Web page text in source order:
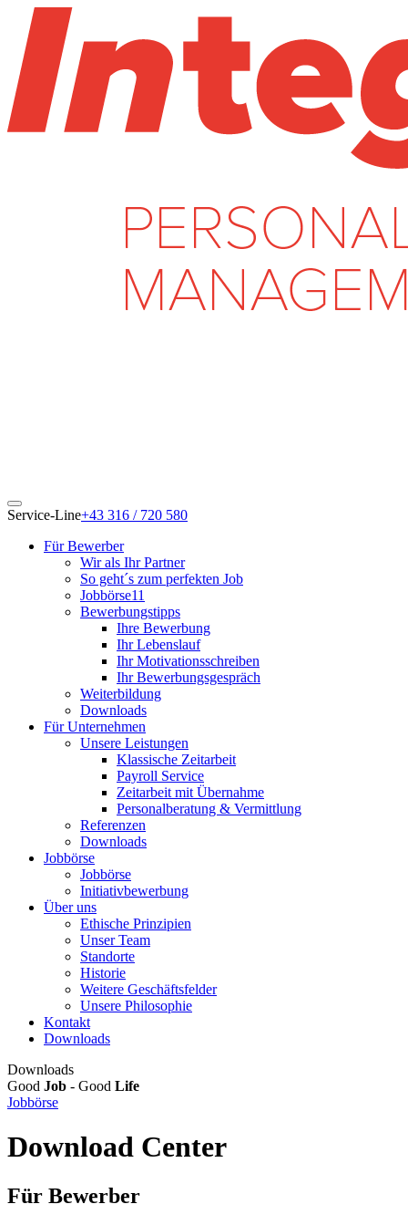
Service-Line+43 316 / 720 580
Für Bewerber
Wir als Ihr Partner
So geht´s zum perfekten Job
Jobbörse11
Bewerbungstipps
Ihre Bewerbung
Ihr Lebenslauf
Ihr Motivationsschreiben
Ihr Bewerbungsgespräch
Weiterbildung
Downloads
Für Unternehmen
Unsere Leistungen
Klassische Zeitarbeit
Payroll Service
Zeitarbeit mit Übernahme
Personalberatung & Vermittlung
Referenzen
Downloads
Jobbörse
Jobbörse
Initiativbewerbung
Über uns
Ethische Prinzipien
Unser Team
Standorte
Historie
Weitere Geschäftsfelder
Unsere Philosophie
Kontakt
Downloads
Downloads
Good Job - Good Life
Jobbörse
Download Center
Für Bewerber